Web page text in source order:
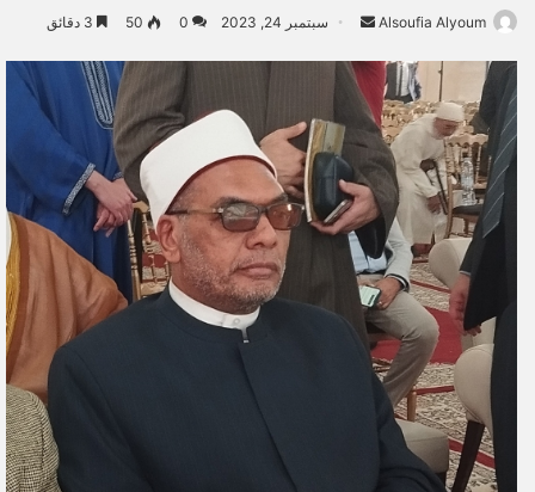
Alsoufia Alyoum
س
ر
ي
د
ا
إ
سبتمبر 24, 2023 0
50